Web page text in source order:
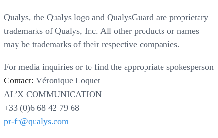
Qualys, the Qualys logo and QualysGuard are proprietary
trademarks of Qualys, Inc. All other products or names
may be trademarks of their respective companies.
For media inquiries or to find the appropriate spokesperson
Contact: Véronique Loquet
AL’X COMMUNICATION
+33 (0)6 68 42 79 68
pr-fr@qualys.com